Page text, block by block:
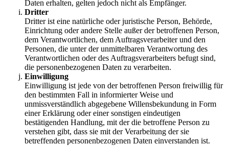
Daten erhalten, gelten jedoch nicht als Empfänger.
Dritter
Dritter ist eine natürliche oder juristische Person, Behörde,
Einrichtung oder andere Stelle außer der betroffenen Person,
dem Verantwortlichen, dem Auftragsverarbeiter und den
Personen, die unter der unmittelbaren Verantwortung des
Verantwortlichen oder des Auftragsverarbeiters befugt sind,
die personenbezogenen Daten zu verarbeiten.
Einwilligung
Einwilligung ist jede von der betroffenen Person freiwillig für
den bestimmten Fall in informierter Weise und
unmissverständlich abgegebene Willensbekundung in Form
einer Erklärung oder einer sonstigen eindeutigen
bestätigenden Handlung, mit der die betroffene Person zu
verstehen gibt, dass sie mit der Verarbeitung der sie
betreffenden personenbezogenen Daten einverstanden ist.